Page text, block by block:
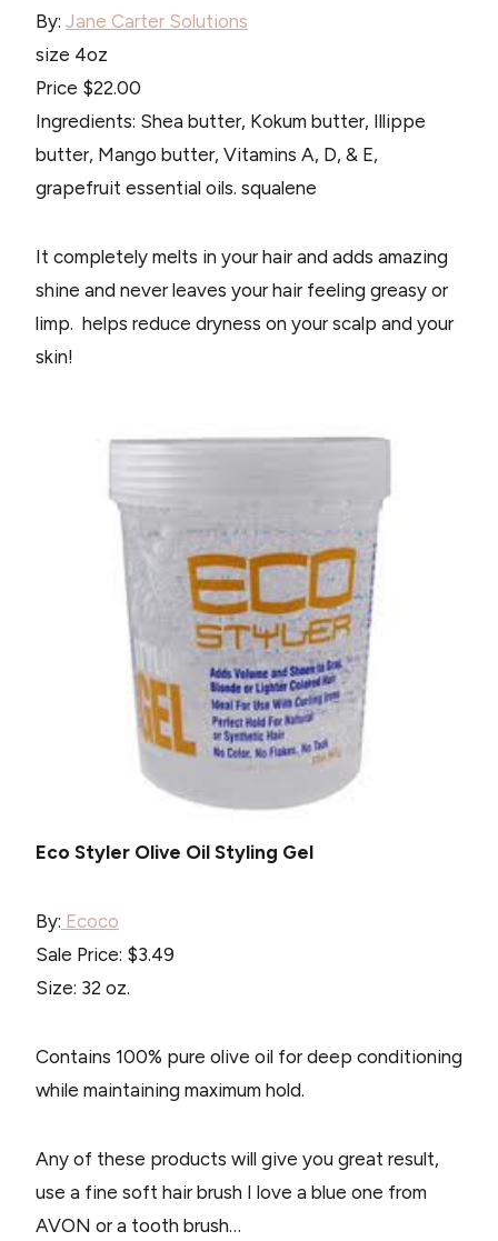
By: Jane Carter Solutions
size 4oz
Price $22.00
Ingredients: Shea butter, Kokum butter, Illippe
butter, Mango butter, Vitamins A, D, & E,
grapefruit essential oils. squalene
It completely melts in your hair and adds amazing
shine and never leaves your hair feeling greasy or
limp. helps reduce dryness on your scalp and your
skin!
Eco Styler Olive Oil Styling Gel
By: Ecoco
Sale Price: $3.49
Size: 32 oz.
Contains 100% pure olive oil for deep conditioning
while maintaining maximum hold.
Any of these products will give you great result,
use a fine soft hair brush I love a blue one from
AVON or a tooth brush…